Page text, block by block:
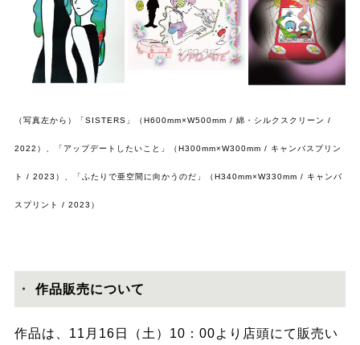
（写真左から）「SISTERS」（H600mm×W500mm / 綿・シルクスクリーン /
2022）、「アップデートしたいこと」（H300mm×W300mm / キャンバスプリン
ト / 2023）、「ふたりで亜空間に向かうのだ」（H340mm×W330mm / キャンバ
スプリント / 2023）
・ 作品販売について
作品は、11月16日（土）10：00より店頭にて販売い